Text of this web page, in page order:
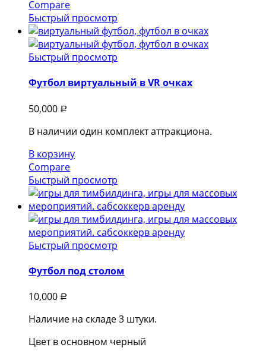
Compare
Быстрый просмотр
Быстрый просмотр
Футбол виртуальный в VR очках
50,000 Р
В наличии один комплект аттракциона.
В корзину
Compare
Быстрый просмотр
Быстрый просмотр
Футбол под столом
10,000 Р
Наличие на складе 3 штуки.
Цвет в основном черный